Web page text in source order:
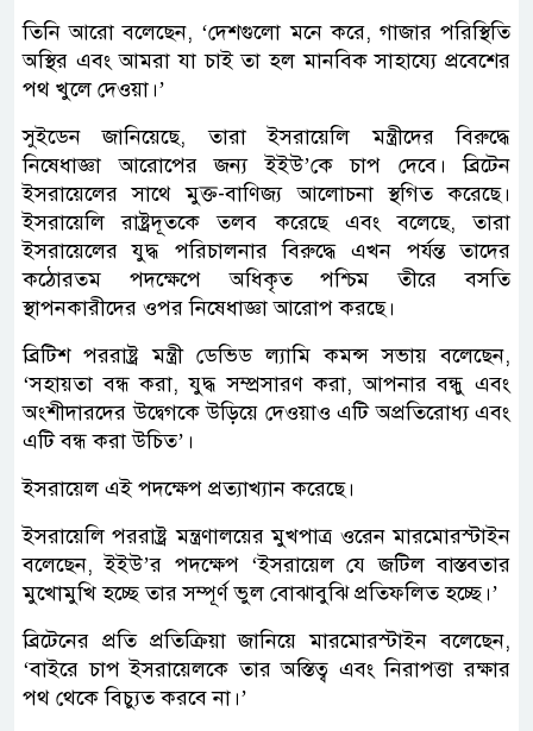
তিনি আরো বলেছেন, ‘দেশগুলো মনে করে, গাজার পরিস্থিতি
অস্থির এবং আমরা যা চাই তা হল মানবিক সাহায্যে প্রবেশের
পথ খুলে দেওয়া।’
সুইডেন জানিয়েছে, তারা ইসরায়েলি মন্ত্রীদের বিরুদ্ধে
নিষেধাজ্ঞা আরোপের জন্য ইইউ’কে চাপ দেবে। ব্রিটেন
ইসরায়েলের সাথে মুক্ত-বাণিজ্য আলোচনা স্থগিত করেছে।
ইসরায়েলি রাষ্ট্রদূতকে তলব করেছে এবং বলেছে, তারা
ইসরায়েলের যুদ্ধ পরিচালনার বিরুদ্ধে এখন পর্যন্ত তাদের
কঠোরতম পদক্ষেপে অধিকৃত পশ্চিম তীরে বসতি
স্থাপনকারীদের ওপর নিষেধাজ্ঞা আরোপ করছে।
ব্রিটিশ পররাষ্ট্র মন্ত্রী ডেভিড ল্যামি কমন্স সভায় বলেছেন,
‘সহায়তা বন্ধ করা, যুদ্ধ সম্প্রসারণ করা, আপনার বন্ধু এবং
অংশীদারদের উদ্বেগকে উড়িয়ে দেওয়াও এটি অপ্রতিরোধ্য এবং
এটি বন্ধ করা উচিত’।
ইসরায়েল এই পদক্ষেপ প্রত্যাখ্যান করেছে।
ইসরায়েলি পররাষ্ট্র মন্ত্রণালয়ের মুখপাত্র ওরেন মারমোরস্টাইন
বলেছেন, ইইউ’র পদক্ষেপ ‘ইসরায়েল যে জটিল বাস্তবতার
মুখোমুখি হচ্ছে তার সম্পূর্ণ ভুল বোঝাবুঝি প্রতিফলিত হচ্ছে।’
ব্রিটেনের প্রতি প্রতিক্রিয়া জানিয়ে মারমোরস্টাইন বলেছেন,
‘বাইরে চাপ ইসরায়েলকে তার অস্তিত্ব এবং নিরাপত্তা রক্ষার
পথ থেকে বিচ্যুত করবে না।’